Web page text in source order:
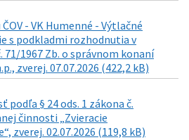
- VK Humenné - Výtlačné
s podkladmi rozhodnutia v
71/1967 Zb. o správnom konaní
zverej. 07.07.2026 (422,2 kB)
§ 24 ods. 1 zákona č.
činnosti „Zvieracie
zverej. 02.07.2026 (119,8 kB)